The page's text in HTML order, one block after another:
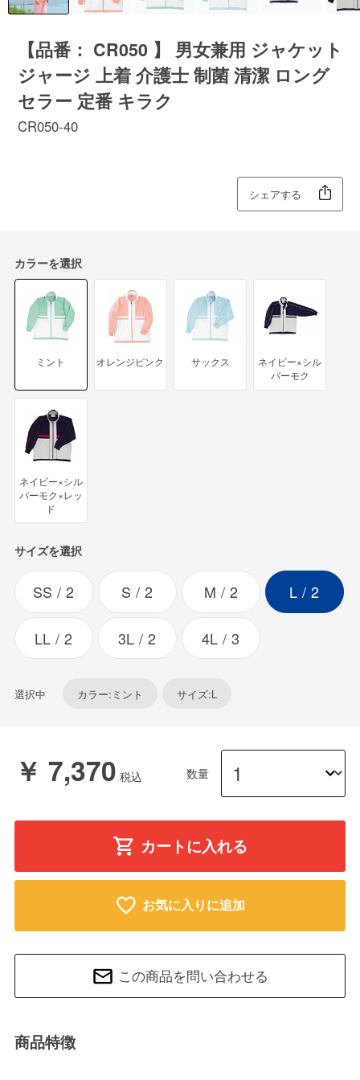
【品番： CR050 】 男女兼用 ジャケット
ジャージ 上着 介護士 制菌 清潔 ロング
セラー 定番 キラク
CR050-40
シェアする
カラーを選択
ミント オレンジピンク サックス
ネイビー×シル
バーモク
ネイビー×シル
バーモク×レッ
ド
サイズを選択
SS 2 S 2 M 2 L 2
LL 2 3L 2 4L 3
選択中 カラー:ミント サイズ:L
￥ 7,370 数量
カートに入れる
お気に入りに追加
この商品を問い合わせる
商品特徴